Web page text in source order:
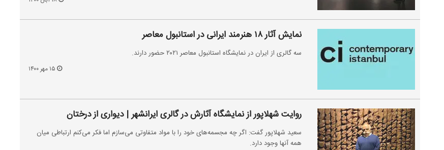
نمایش آثار ۱۸ هنرمند ایرانی در استانبول معاصر
سه گالری از ایران در نمایشگاه استانبول معاصر ۲۰۲۱ حضور دارند.
روایت شهلاپور از نمایشگاه آثارش در گالری ایرانشهر | دیواری از درختان
سعید شهلاپور گفت: اگر چه مجسمه‌های خود را با مواد متفاوتی می‌سازم اما فکر می‌کنم ارتباطی میان
همه آنها وجود دارد.